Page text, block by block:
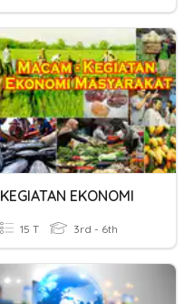
KEGIATAN EKONOMI
15 T 3rd - 6th